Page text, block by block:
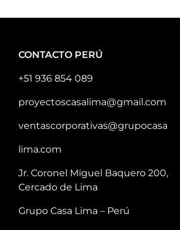
CONTACTO PERÚ
+51 936 854 089
proyectoscasalima@gmail.com
ventascorporativas@grupocasa
lima.com
Jr. Coronel Miguel Baquero 200,
Cercado de Lima
Grupo Casa Lima – Perú